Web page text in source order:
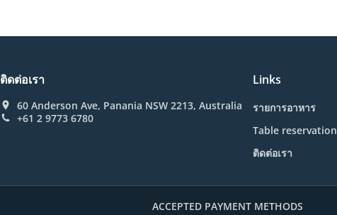
ติดต่อเรา
60 Anderson Ave, Panania NSW 2213, Australia
+61 2 9773 6780
Links
รายการอาหาร
Table reservation
ติดต่อเรา
ACCEPTED PAYMENT METHODS